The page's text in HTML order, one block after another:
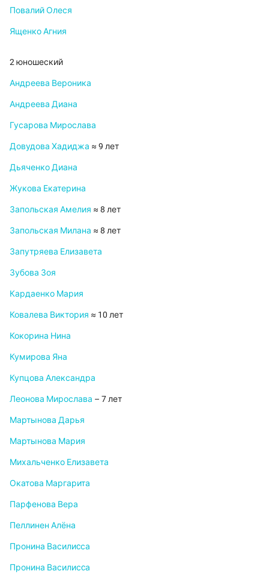
Повалий Олеся
Ященко Агния
2 юношеский
Андреева Вероника
Андреева Диана
Гусарова Мирослава
Довудова Хадиджа ≈ 9 лет
Дьяченко Диана
Жукова Екатерина
Запольская Амелия ≈ 8 лет
Запольская Милана ≈ 8 лет
Запутряева Елизавета
Зубова Зоя
Кардаенко Мария
Ковалева Виктория ≈ 10 лет
Кокорина Нина
Кумирова Яна
Купцова Александра
Леонова Мирослава – 7 лет
Мартынова Дарья
Мартынова Мария
Михальченко Елизавета
Окатова Маргарита
Парфенова Вера
Пеллинен Алёна
Пронина Василиcса
Пронина Василисcа